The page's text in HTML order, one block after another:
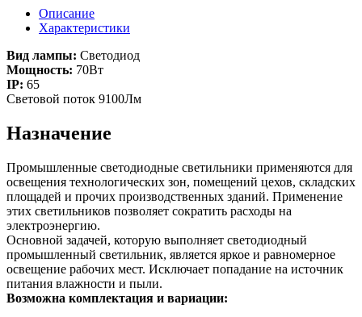
Описание
Характеристики
Вид лампы: Светодиод
Мощность: 70Вт
IP: 65
Световой поток 9100Лм
Назначение
Промышленные светодиодные светильники применяются для
освещения технологических зон, помещений цехов, складских
площадей и прочих производственных зданий. Применение
этих светильников позволяет сократить расходы на
электроэнергию.
Основной задачей, которую выполняет светодиодный
промышленный светильник, является яркое и равномерное
освещение рабочих мест. Исключает попадание на источник
питания влажности и пыли.
Возможна комплектация и вариации: